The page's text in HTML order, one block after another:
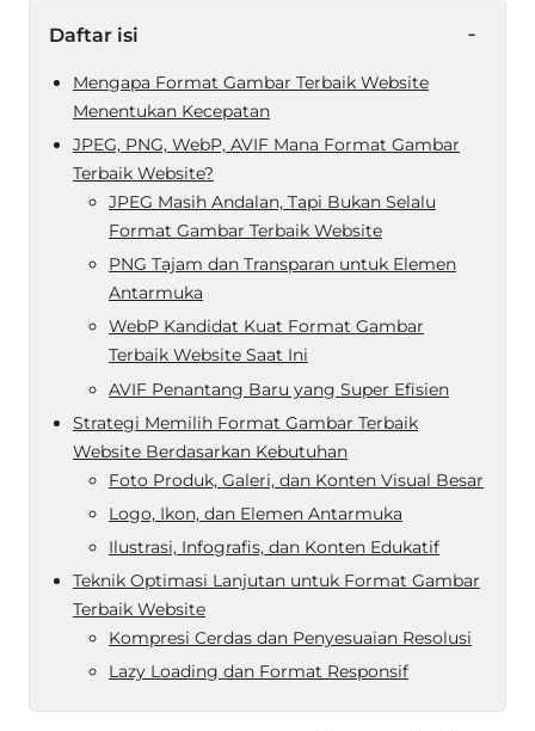
Daftar isi -
Mengapa Format Gambar Terbaik Website
Menentukan Kecepatan
JPEG, PNG, WebP, AVIF Mana Format Gambar
Terbaik Website?
JPEG Masih Andalan, Tapi Bukan Selalu
Format Gambar Terbaik Website
PNG Tajam dan Transparan untuk Elemen
Antarmuka
WebP Kandidat Kuat Format Gambar
Terbaik Website Saat Ini
AVIF Penantang Baru yang Super Efisien
Strategi Memilih Format Gambar Terbaik
Website Berdasarkan Kebutuhan
Foto Produk, Galeri, dan Konten Visual Besar
Logo, Ikon, dan Elemen Antarmuka
Ilustrasi, Infografis, dan Konten Edukatif
Teknik Optimasi Lanjutan untuk Format Gambar
Terbaik Website
Kompresi Cerdas dan Penyesuaian Resolusi
Lazy Loading dan Format Responsif